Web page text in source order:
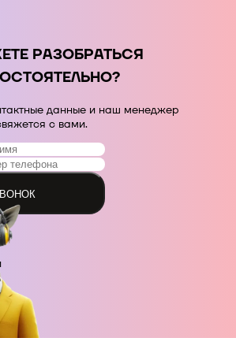
РАЗОБРАТЬСЯ
данные и наш менеджер
с вами.